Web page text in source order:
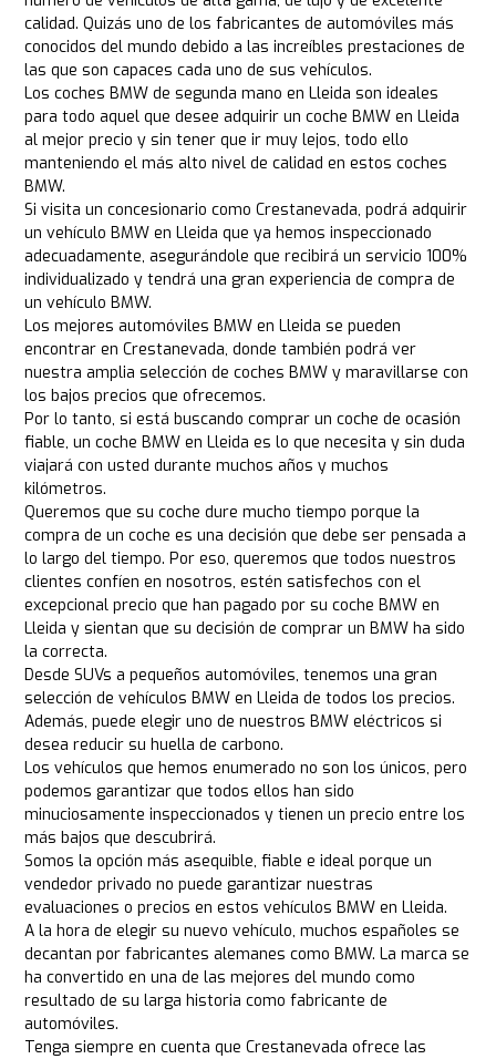
calidad. Quizás uno de los fabricantes de automóviles más
conocidos del mundo debido a las increíbles prestaciones de
las que son capaces cada uno de sus vehículos.
Los coches BMW de segunda mano en Lleida son ideales
para todo aquel que desee adquirir un coche BMW en Lleida
al mejor precio y sin tener que ir muy lejos, todo ello
manteniendo el más alto nivel de calidad en estos coches
BMW.
Si visita un concesionario como Crestanevada, podrá adquirir
un vehículo BMW en Lleida que ya hemos inspeccionado
adecuadamente, asegurándole que recibirá un servicio 100%
individualizado y tendrá una gran experiencia de compra de
un vehículo BMW.
Los mejores automóviles BMW en Lleida se pueden
encontrar en Crestanevada, donde también podrá ver
nuestra amplia selección de coches BMW y maravillarse con
los bajos precios que ofrecemos.
Por lo tanto, si está buscando comprar un coche de ocasión
fiable, un coche BMW en Lleida es lo que necesita y sin duda
viajará con usted durante muchos años y muchos
kilómetros.
Queremos que su coche dure mucho tiempo porque la
compra de un coche es una decisión que debe ser pensada a
lo largo del tiempo. Por eso, queremos que todos nuestros
clientes confíen en nosotros, estén satisfechos con el
excepcional precio que han pagado por su coche BMW en
Lleida y sientan que su decisión de comprar un BMW ha sido
la correcta.
Desde SUVs a pequeños automóviles, tenemos una gran
selección de vehículos BMW en Lleida de todos los precios.
Además, puede elegir uno de nuestros BMW eléctricos si
desea reducir su huella de carbono.
Los vehículos que hemos enumerado no son los únicos, pero
podemos garantizar que todos ellos han sido
minuciosamente inspeccionados y tienen un precio entre los
más bajos que descubrirá.
Somos la opción más asequible, fiable e ideal porque un
vendedor privado no puede garantizar nuestras
evaluaciones o precios en estos vehículos BMW en Lleida.
A la hora de elegir su nuevo vehículo, muchos españoles se
decantan por fabricantes alemanes como BMW. La marca se
ha convertido en una de las mejores del mundo como
resultado de su larga historia como fabricante de
automóviles.
Tenga siempre en cuenta que Crestanevada ofrece las